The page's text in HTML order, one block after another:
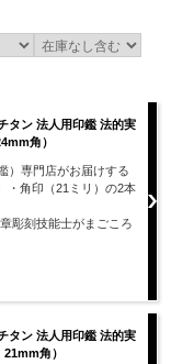
タン 法人用印鑑 法的実
角）
）専門店がお届けする
・角印（21ミリ）の2本
彫刻技能士がまごころ
タン 法人用印鑑 法的実
角）